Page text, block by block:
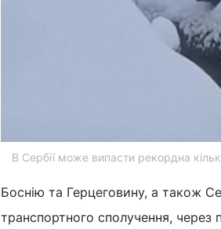
В Сербії може випасти рекордна
Боснію та Герцеговину, а також
транспортного сполучення, через